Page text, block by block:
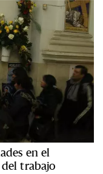
en el
trabajo